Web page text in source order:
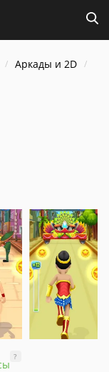
Аркады и 2D
?